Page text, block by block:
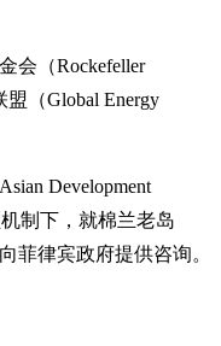
会（Rockefeller
（Global Energy
Development
制下，就棉兰老岛
菲律宾政府提供咨询。